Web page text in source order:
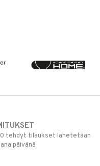
tehdyt tilaukset lähetetään
päivänä